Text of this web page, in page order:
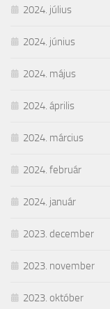
2024. július
2024. június
2024. május
2024. április
2024. március
2024. február
2024. január
2023. december
2023. november
2023. október